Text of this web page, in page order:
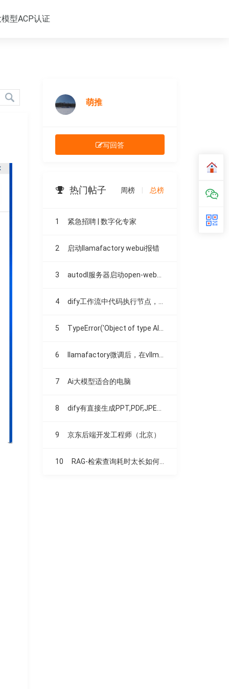
型ACP认证
萌推
写回答
热门帖子 周榜 总榜
1 紧急招聘 | 数字化专家
2 启动llamafactory webui报错
3
4
5
6
7 Ai大模型适合的电脑
8
9 京东后端开发工程师（北京）
10 RAG-检索查询耗时太长如何优化